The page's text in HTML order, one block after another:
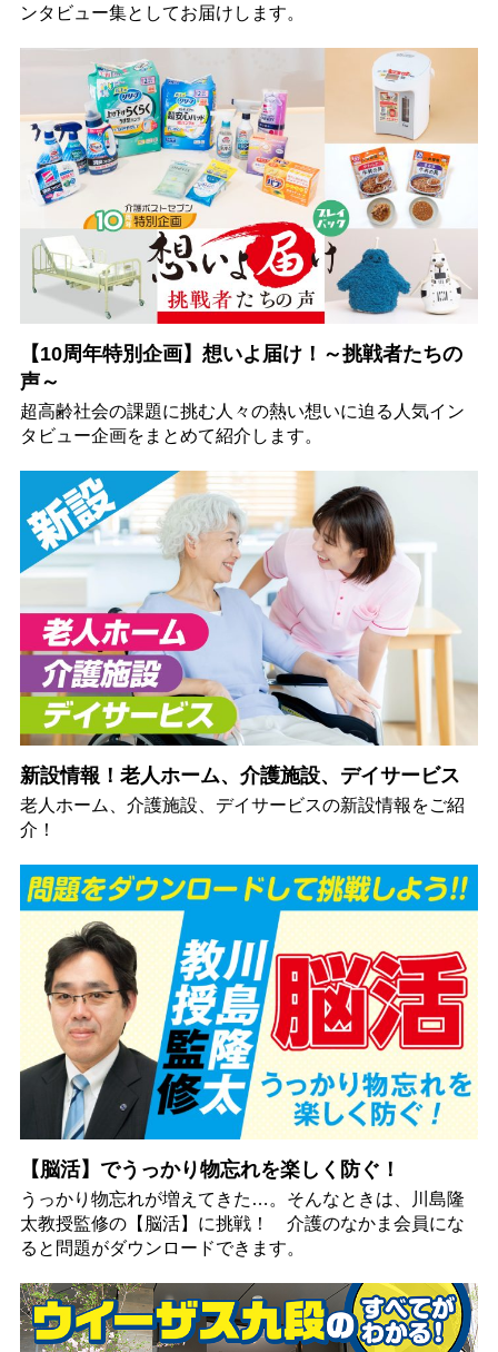
ンタビュー集としてお届けします。
【10周年特別企画】想いよ届け！～挑戦者たちの
声～
超高齢社会の課題に挑む人々の熱い想いに迫る人気イン
タビュー企画をまとめて紹介します。
新設情報！老人ホーム、介護施設、デイサービス
老人ホーム、介護施設、デイサービスの新設情報をご紹
介！
【脳活】でうっかり物忘れを楽しく防ぐ！
うっかり物忘れが増えてきた…。そんなときは、川島隆
太教授監修の【脳活】に挑戦！ 介護のなかま会員にな
ると問題がダウンロードできます。